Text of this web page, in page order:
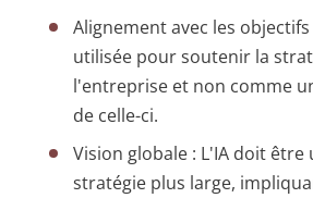
Alignement avec les
utilisée pour soutenir la
l'entreprise et non comme
de celle-ci.
Vision globale : L'IA doit
stratégie plus large,